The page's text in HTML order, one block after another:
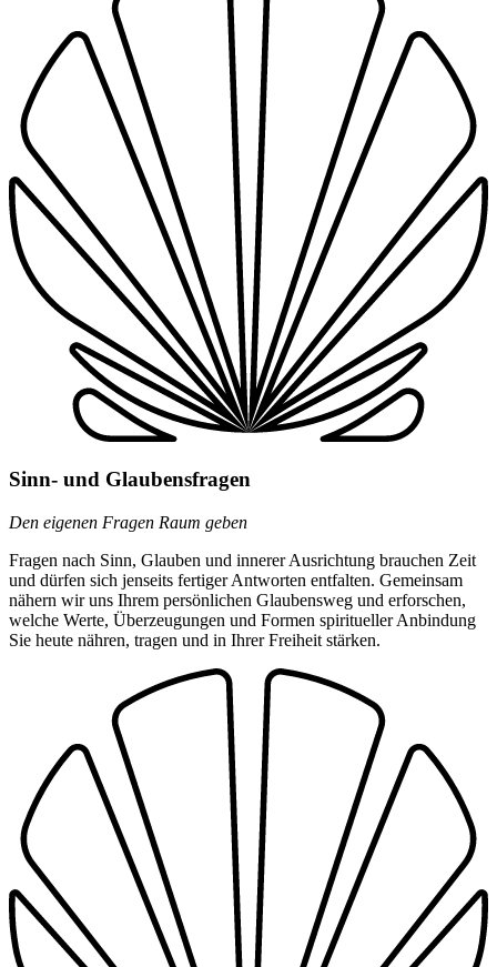
Sinn- und Glaubensfragen
Den eigenen Fragen Raum geben
Fragen nach Sinn, Glauben und innerer Ausrichtung brauchen Zeit
und dürfen sich jenseits fertiger Antworten entfalten. Gemeinsam
nähern wir uns Ihrem persönlichen Glaubensweg und erforschen,
welche Werte, Überzeugungen und Formen spiritueller Anbindung
Sie heute nähren, tragen und in Ihrer Freiheit stärken.